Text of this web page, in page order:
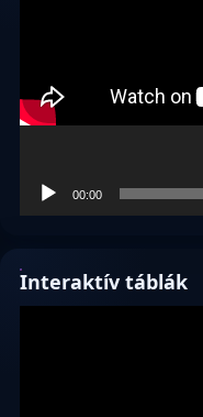
00:00
Interaktív táblák